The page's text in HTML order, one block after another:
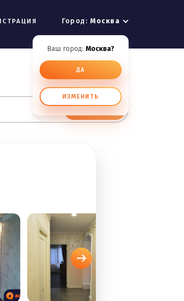
Город:Москва
Ваш город: Москва?
ДА
ИЗМЕНИТЬ